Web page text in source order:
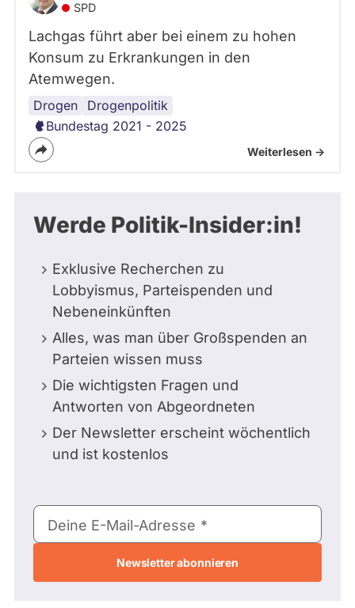
SPD
Lachgas führt aber bei einem zu hohen
Konsum zu Erkrankungen in den
Atemwegen.
Drogen
Drogenpolitik
Bundestag 2021 - 2025
Weiterlesen ->
Werde Politik-Insider:in!
Exklusive Recherchen zu
Lobbyismus, Parteispenden und
Nebeneinkünften
Alles, was man über Großspenden an
Parteien wissen muss
Die wichtigsten Fragen und
Antworten von Abgeordneten
Der Newsletter erscheint wöchentlich
und ist kostenlos
E-
Mail-
Deine E-Mail-Adresse